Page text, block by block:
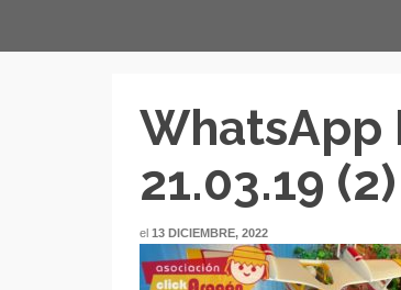
WhatsApp
21.03.19 (2)
el 13 DICIEMBRE, 2022